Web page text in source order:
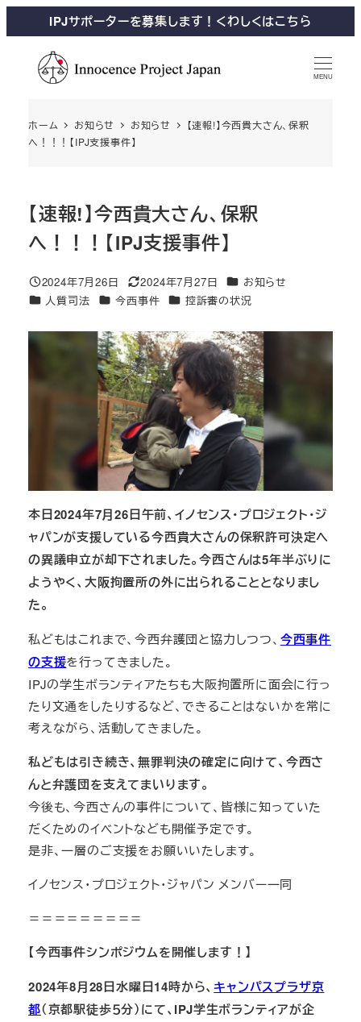
IPJサポーターを募集します！くわしくはこちら
MENU
ホーム お知らせ お知らせ
【速報!】今西貴大さん、保釈
へ！！！【IPJ支援事件】
【速報!】今西貴大さん、保釈
へ！！！【IPJ支援事件】
2024年7月26日 2024年7月27日
お知らせ
人質司法
今西事件 控訴審の状況
本日2024年7月26日午前、イノセンス・プロジェクト・ジ
ャパンが支援している今西貴大さんの保釈許可決定へ
の異議申立が却下されました。今西さんは5年半ぶりに
ようやく、大阪拘置所の外に出られることとなりまし
た。
私どもはこれまで、今西弁護団と協力しつつ、 今西事件
の支援を行ってきました。
IPJの学生ボランティアたちも大阪拘置所に面会に行っ
たり文通をしたりするなど、できることはないかを常に
考えながら、活動してきました。
私どもは引き続き、無罪判決の確定に向けて、今西さ
んと弁護団を支えてまいります。
今後も、今西さんの事件について、皆様に知っていた
だくためのイベントなども開催予定です。
是非、一層のご支援をお願いいたします。
イノセンス・プロジェクト・ジャパン メンバー一同
＝＝＝＝＝＝＝＝＝
【今西事件シンポジウムを開催します！】
2024年8月28日水曜日14時から、キャンパスプラザ京
都（京都駅徒歩５分）にて、IPJ学生ボランティアが企